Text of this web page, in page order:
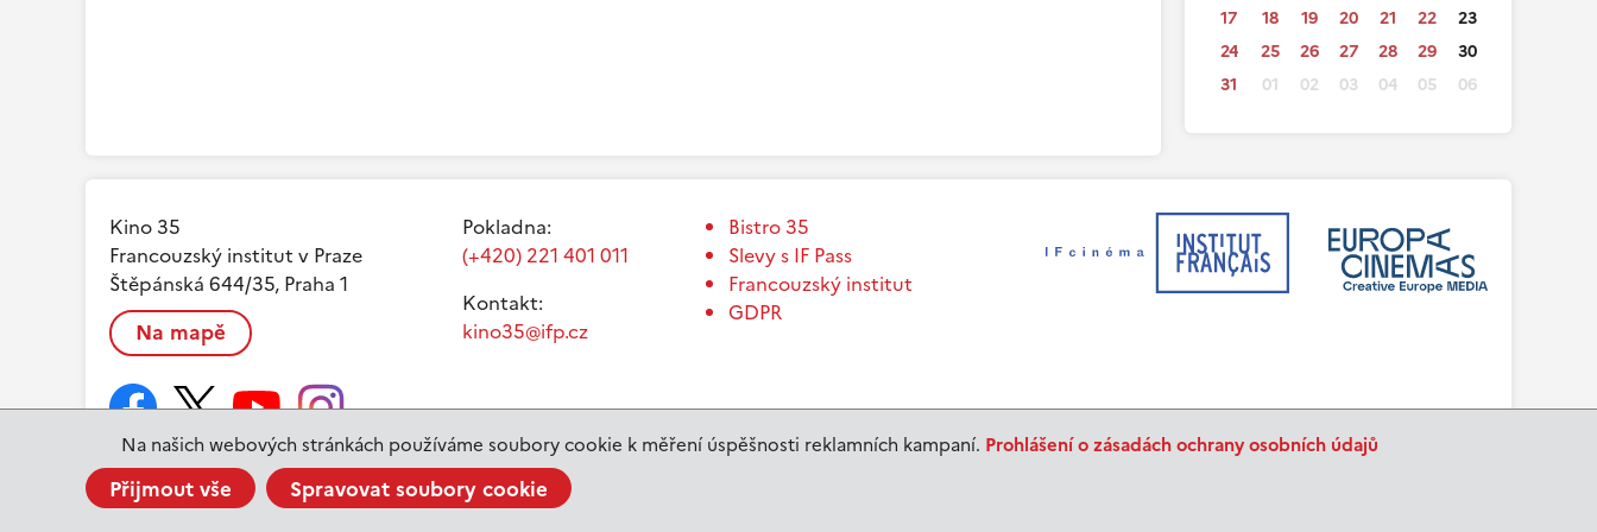
Na našich webových stránkách používáme soubory cookie k měření úspěšnosti reklamních kampaní. Prohlášení o zásadách ochrany osobních údajů
Přijmout vše Spravovat soubory cookie
17 18 19 20 21 22
23
24
25 26 27 28 29
30
31
01 02 03 04 05 06
Kino 35
Francouzský institut v Praze
Štěpánská 644/35, Praha 1
Na mapě
Pokladna:
(+420) 221 401 011
Kontakt:
kino35@ifp.cz
Bistro 35
Slevy s IF Pass
Francouzský institut
GDPR
© 2023 Institut français de Prague |www.ifp.cz